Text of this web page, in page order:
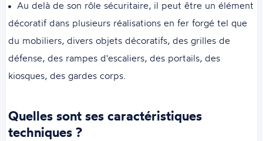
Au delà de son rôle sécuritaire, il peut être un élément
décoratif dans plusieurs réalisations en fer forgé tel que
du mobiliers, divers objets décoratifs, des grilles de
défense, des rampes d'escaliers, des portails, des
kiosques, des gardes corps.
Quelles sont ses caractéristiques
techniques ?